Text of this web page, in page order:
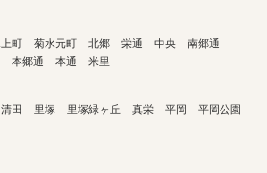
町 菊水元町 北郷 栄通 中央
南郷通
本郷通 本通 米里
清田 里塚 里塚緑ヶ丘 真栄 平岡
平岡公園